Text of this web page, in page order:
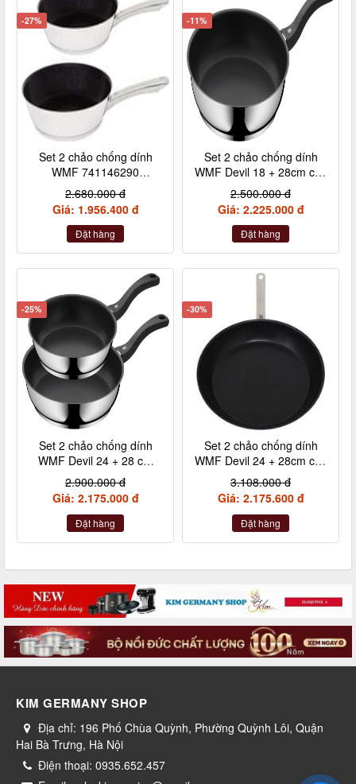
-27%
Set 2 chảo chống dính
WMF 741146290
24+28cm cán inox nội địa
Đức
2.680.000 đ
Giá: 1.956.400 đ
Đặt hàng
-11%
Set 2 chảo chống dính
WMF Devil 18 + 28cm cán
nhựa
2.500.000 đ
Giá: 2.225.000 đ
Đặt hàng
-25%
Set 2 chảo chống dính
WMF Devil 24 + 28 cm
kèm xẻng
2.900.000 đ
Giá: 2.175.000 đ
Đặt hàng
-30%
Set 2 chảo chống dính
WMF Devil 24 + 28cm cán
inox nội địa Đức
3.108.000 đ
Giá: 2.175.600 đ
Đặt hàng
KIM GERMANY SHOP
Địa chỉ: 196 Phố Chùa Quỳnh, Phường Quỳnh Lôi, Quận
Hai Bà Trưng, Hà Nội
Điện thoại: 0935.652.457